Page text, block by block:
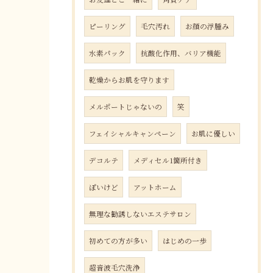
ピーリング 毛穴汚れ お顔の浮腫み
水素パック 抗酸化作用、バリア機能
乾燥からお肌を守ります
メルポートじゃないの 笑
フェイシャルキャンペーン お肌に優しい
デコルテ メディセル1箇所付き
ぽいけど アットホーム
無理な勧誘しないエステサロン
初めての方が多い はじめの一歩
超音波毛穴洗浄